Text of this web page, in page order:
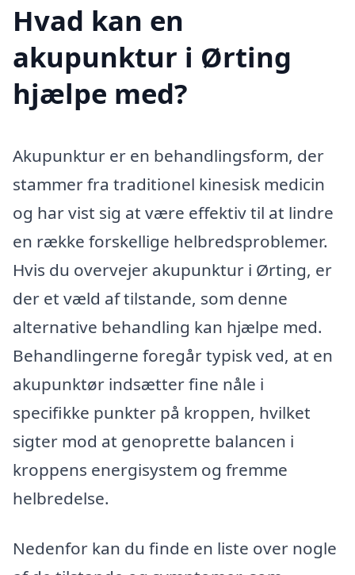
Hvad kan en
akupunktur i Ørting
hjælpe med?
Akupunktur er en behandlingsform, der
stammer fra traditionel kinesisk medicin
og har vist sig at være effektiv til at lindre
en række forskellige helbredsproblemer.
Hvis du overvejer akupunktur i Ørting, er
der et væld af tilstande, som denne
alternative behandling kan hjælpe med.
Behandlingerne foregår typisk ved, at en
akupunktør indsætter fine nåle i
specifikke punkter på kroppen, hvilket
sigter mod at genoprette balancen i
kroppens energisystem og fremme
helbredelse.
Nedenfor kan du finde en liste over nogle